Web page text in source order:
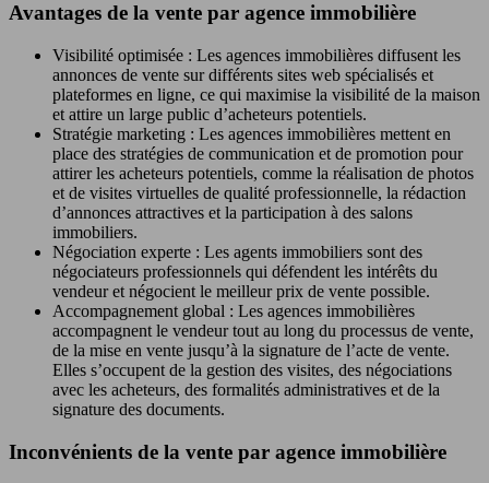
Avantages de la vente par agence immobilière
Visibilité optimisée : Les agences immobilières diffusent les
annonces de vente sur différents sites web spécialisés et
plateformes en ligne, ce qui maximise la visibilité de la maison
et attire un large public d’acheteurs potentiels.
Stratégie marketing : Les agences immobilières mettent en
place des stratégies de communication et de promotion pour
attirer les acheteurs potentiels, comme la réalisation de photos
et de visites virtuelles de qualité professionnelle, la rédaction
d’annonces attractives et la participation à des salons
immobiliers.
Négociation experte : Les agents immobiliers sont des
négociateurs professionnels qui défendent les intérêts du
vendeur et négocient le meilleur prix de vente possible.
Accompagnement global : Les agences immobilières
accompagnent le vendeur tout au long du processus de vente,
de la mise en vente jusqu’à la signature de l’acte de vente.
Elles s’occupent de la gestion des visites, des négociations
avec les acheteurs, des formalités administratives et de la
signature des documents.
Inconvénients de la vente par agence immobilière